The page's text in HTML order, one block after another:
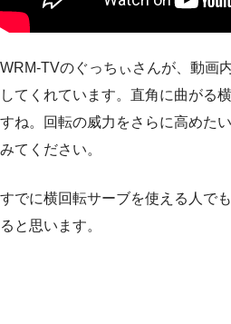
WRM-TVのぐっちぃさんが、動画
してくれています。直角に曲がる
すね。回転の威力をさらに高めた
みてください。
すでに横回転サーブを使える人で
ると思います。